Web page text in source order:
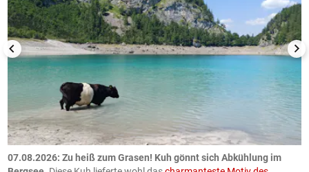
07.08.2026: Zu heiß zum Grasen! Kuh gönnt sich Abkühlung im